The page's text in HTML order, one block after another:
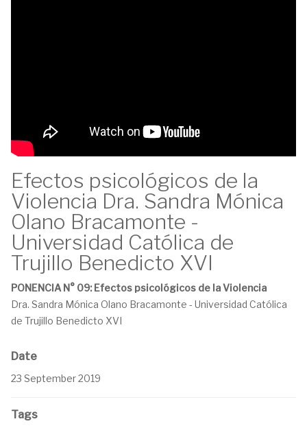
Efectos psicológicos de la
Violencia Dra. Sandra Mónica
Olano Bracamonte -
Universidad Católica de
Trujillo Benedicto XVI
PONENCIA N° 09: Efectos psicológicos de la Violencia
Dra. Sandra Mónica Olano Bracamonte - Universidad Católica
de Trujillo Benedicto XVI
Date
23 September 2019
Tags